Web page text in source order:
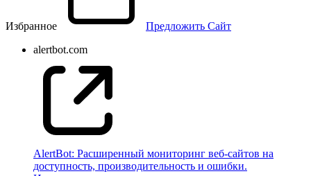
Избранное
Предложить Сайт
alertbot.com
AlertBot: Расширенный мониторинг веб-сайтов на
доступность, производительность и ошибки.